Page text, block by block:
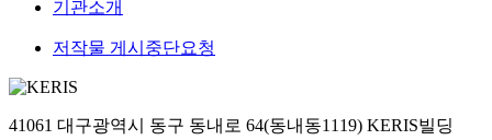
hemlock dependent,
기관소개
저작물 게시중단요청
41061 대구광역시 동구 동내로 64(동내동1119) KERIS빌딩